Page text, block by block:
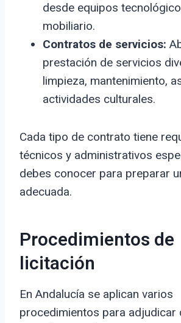
desde equipos
mobiliario.
Contratos de servicios:
prestación de servicios
limpieza, mantenimiento,
actividades culturales.
Cada tipo de contrato tiene
técnicos y administrativos
debes conocer para preparar
adecuada.
Procedimientos de
licitación
En Andalucía se aplican varios
procedimientos para adjudicar